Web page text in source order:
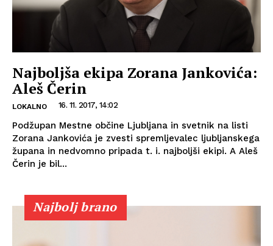
Najboljša ekipa Zorana Jankovića:
Aleš Čerin
LOKALNO 16. 11. 2017, 14:02
Podžupan Mestne občine Ljubljana in svetnik na listi
Zorana Jankovića je zvesti spremljevalec ljubljanskega
župana in nedvomno pripada t. i. najboljši ekipi. A Aleš
Čerin je bil...
Najbolj brano